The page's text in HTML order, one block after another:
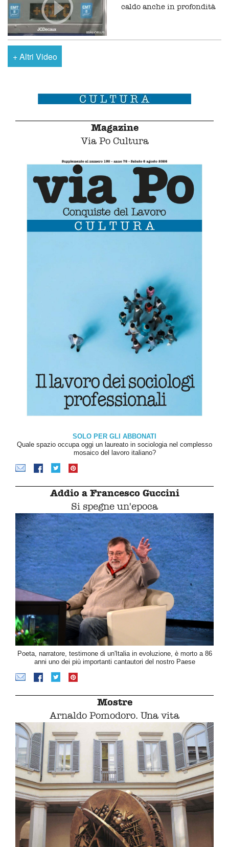
caldo anche in profondità
+Altri Video
Magazine
Via Po Cultura
SOLO PER GLI ABBONATI
Quale spazio occupa oggi un laureato in sociologia nel complesso
mosaico del lavoro italiano?
Addio a Francesco Guccini
Si spegne un'epoca
Poeta, narratore, testimone di un'Italia in evoluzione, è morto a 86
anni uno dei più importanti cantautori del nostro Paese
Mostre
Arnaldo Pomodoro. Una vita